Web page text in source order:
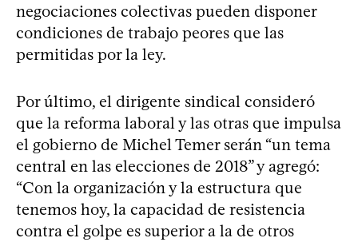
negociaciones colectivas pueden disponer
condiciones de trabajo peores que las
permitidas por la ley.
Por último, el dirigente sindical consideró
que la reforma laboral y las otras que impulsa
el gobierno de Michel Temer serán “un tema
central en las elecciones de 2018” y agregó:
“Con la organización y la estructura que
tenemos hoy, la capacidad de resistencia
contra el golpe es superior a la de otros